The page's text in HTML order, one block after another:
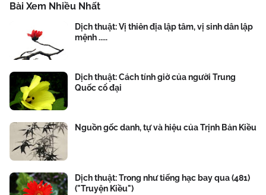
Bài Xem Nhiều Nhất
Dịch thuật: Vị thiên địa lập tâm, vị sinh dân lập
mệnh .....
Dịch thuật: Cách tính giờ của người Trung
Quốc cổ đại
Nguồn gốc danh, tự và hiệu của Trịnh Bản Kiều
Dịch thuật: Trong như tiếng hạc bay qua (481)
("Truyện Kiều")